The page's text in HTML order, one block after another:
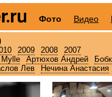
Фото Видео
2009 2008
2007
Артюхов Андрей
Лев Нечина Анастасия